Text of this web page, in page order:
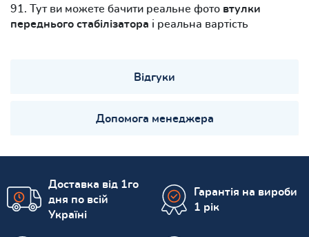
91. Тут ви можете бачити реальне фото втулки
переднього стабілізатора і реальна вартість
Відгуки
Допомога менеджера
Доставка від 1го
дня по всій
Україні
Гарантія на вироби
1 рік